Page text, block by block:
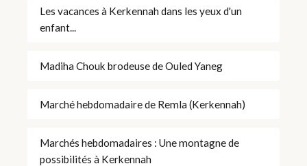
Les vacances à Kerkennah dans les yeux d'un
enfant...
Madiha Chouk brodeuse de Ouled Yaneg
Marché hebdomadaire de Remla (Kerkennah)
Marchés hebdomadaires : Une montagne de
possibilités à Kerkennah